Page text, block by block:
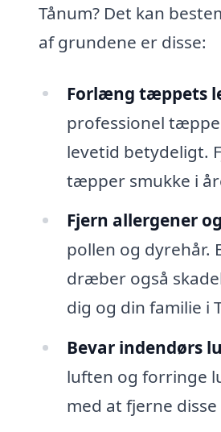
Tånum? Det kan
af grundene er disse:
Forlæng tæppets
professionel
levetid betydeligt.
tæpper smukke i
Fjern allergener
pollen og dyrehår.
dræber også
dig og din familie i
Bevar indendørs
luften og forringe
med at fjerne